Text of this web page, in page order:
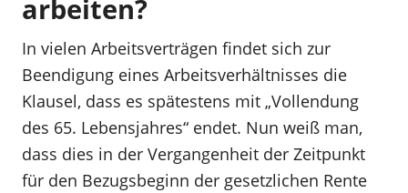
arbeiten?
In vielen Arbeitsverträgen findet sich zur
Beendigung eines Arbeitsverhältnisses die
Klausel, dass es spätestens mit „Vollendung
des 65. Lebensjahres“ endet. Nun weiß man,
dass dies in der Vergangenheit der Zeitpunkt
für den Bezugsbeginn der gesetzlichen Rente